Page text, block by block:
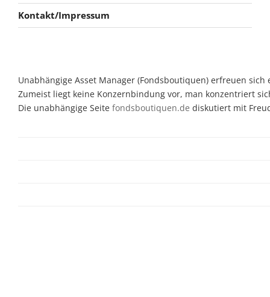
Kontakt/Impressum
Unabhängige Asset Manager (Fondsboutiquen) erfreuen
Zumeist liegt keine Konzernbindung vor, man konzentriert
Die unabhängige Seite fondsboutiquen.de diskutiert mit